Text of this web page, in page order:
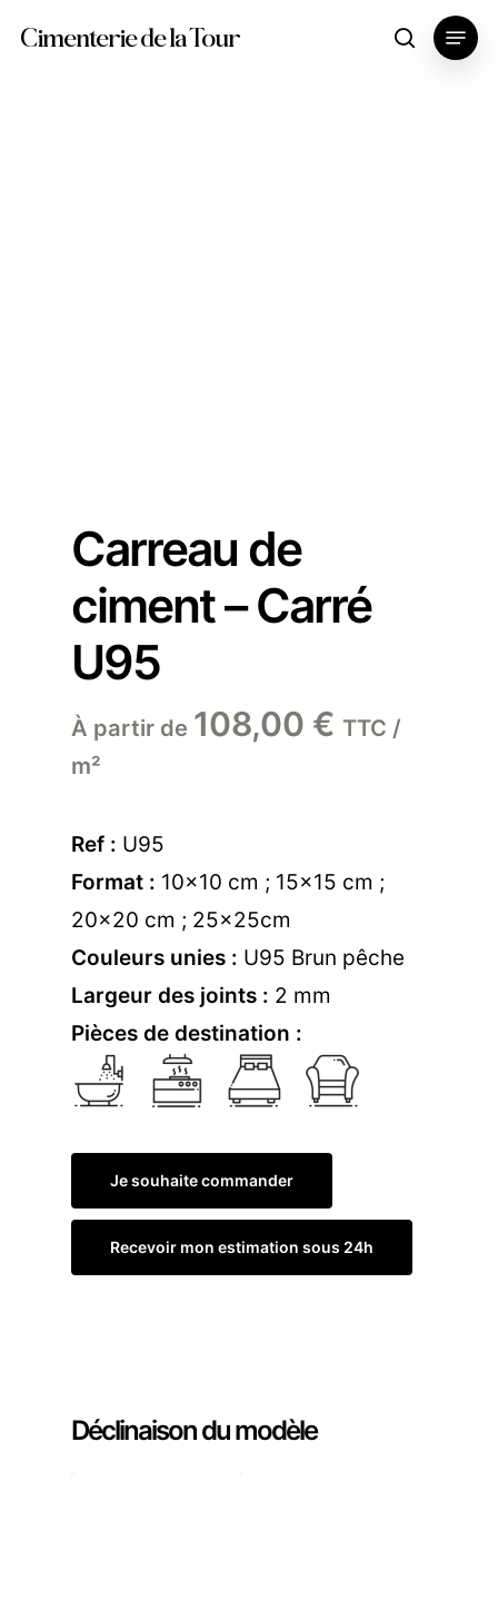
Cimenterie de la Tour search
Menu
Carreau de
ciment – Carré
U95
À partir de 108,00 € TTC /
m²
Ref : U95
Format : 10×10 cm ; 15×15 cm ;
20×20 cm ; 25x25cm
Couleurs unies : U95 Brun pêche
Largeur des joints : 2 mm
Pièces de destination :
Je souhaite commander
Recevoir mon estimation sous 24h
Déclinaison du modèle